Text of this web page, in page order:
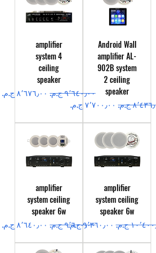
Android Wall
amplifier AL-
902B system
2 ceiling
speaker
عادي
سعر البيع
amplifier
system 4
ceiling
speaker
سعر عادي
سعر البيع
amplifier
system ceiling
speaker 6w
عادي
سعر البيع
amplifier
system ceiling
speaker 6w
سعر عادي
سعر البيع